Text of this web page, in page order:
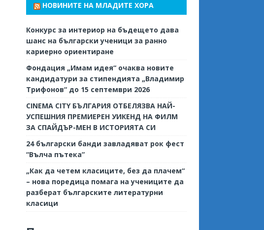
НОВИНИТЕ НА МЛАДИТЕ ХОРА
Конкурс за интериор на бъдещето дава
шанс на български ученици за ранно
кариерно ориентиране
Фондация „Имам идея“ очаква новите
кандидатури за стипендията „Владимир
Трифонов“ до 15 септември 2026
CINEMA CITY БЪЛГАРИЯ ОТБЕЛЯЗВА НАЙ-
УСПЕШНИЯ ПРЕМИЕРЕН УИКЕНД НА ФИЛМ
ЗА СПАЙДЪР-МЕН В ИСТОРИЯТА СИ
24 български банди завладяват рок фест
“Вълча пътека”
„Как да четем класиците, без да плачем“
– нова поредица помага на учениците да
разберат българските литературни
класици